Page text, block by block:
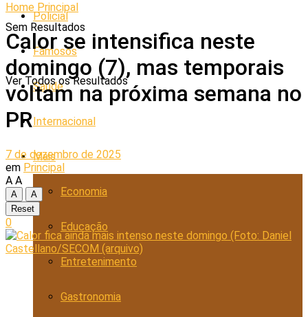
Policial
Famosos
Saúde
Internacional
Mais
Economia
Educação
Entretenimento
Gastronomia
Sem Resultados
Ver Todos os Resultados
Home Principal
Calor se intensifica neste
domingo (7), mas temporais
voltam na próxima semana no
PR
7 de dezembro de 2025
em Principal
A A
A
A
Reset
0